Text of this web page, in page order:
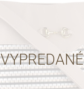
VYPREDANÉ